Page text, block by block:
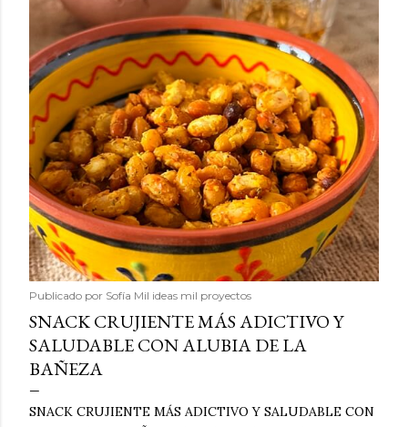
Publicado por Sofía Mil ideas mil proyectos
SNACK CRUJIENTE MÁS ADICTIVO Y
SALUDABLE CON ALUBIA DE LA
BAÑEZA
SNACK CRUJIENTE MÁS ADICTIVO Y SALUDABLE CON